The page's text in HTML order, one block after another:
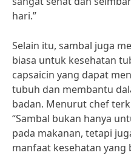
hari.”
Selain itu, sambal juga
biasa untuk kesehatan
capsaicin yang dapat
tubuh dan membantu
badan. Menurut chef
“Sambal bukan hanya
pada makanan, tetapi
manfaat kesehatan yang